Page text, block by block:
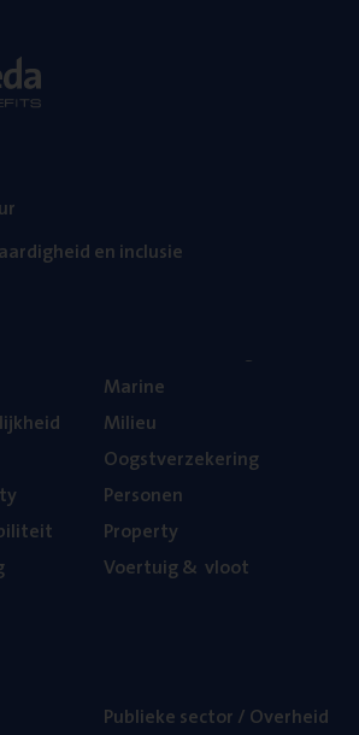
en inclusie
Mari­ne
Mili­eu
Oogst­ver­ze­ke­ring
Per­so­nen
Pro­per­ty
Voer­tuig& vloot
Publie­ke sec­tor / Overheid